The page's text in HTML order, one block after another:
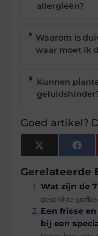
allergieën?
Waarom is
waar moet ik
Kunnen
Goed artikel?
X
(Twitter)
Gerelateerde
Wat zijn de
geschikte
Een frisse
bij een